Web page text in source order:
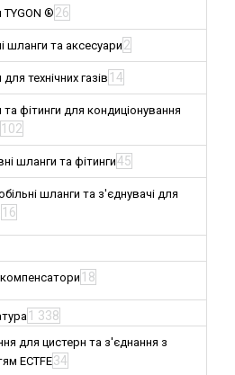
®26
шланги та аксесуари 2
технічних газів 14
фітинги для кондиціонування
102
шланги та фітинги45
шланги та з'єднувачі для
16
18
1 338
для цистерн та з'єднання з
ECTFE34